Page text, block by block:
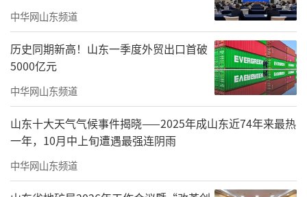
中华网山东频道
历史同期新高！山东一季度外贸出口首破
5000亿元
中华网山东频道
山东十大天气气候事件揭晓——2025年成山东近74年来最热
一年，10月中上旬遭遇最强连阴雨
中华网山东频道